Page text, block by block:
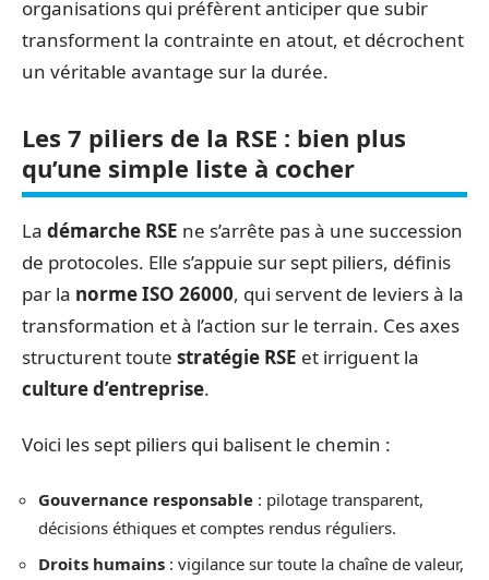
organisations qui préfèrent anticiper que subir
transforment la contrainte en atout, et décrochent
un véritable avantage sur la durée.
Les 7 piliers de la RSE : bien plus
qu’une simple liste à cocher
La démarche RSE ne s’arrête pas à une succession
de protocoles. Elle s’appuie sur sept piliers, définis
par la norme ISO 26000, qui servent de leviers à la
transformation et à l’action sur le terrain. Ces axes
structurent toute stratégie RSE et irriguent la
culture d’entreprise.
Voici les sept piliers qui balisent le chemin :
Gouvernance responsable : pilotage transparent,
décisions éthiques et comptes rendus réguliers.
Droits humains : vigilance sur toute la chaîne de valeur,